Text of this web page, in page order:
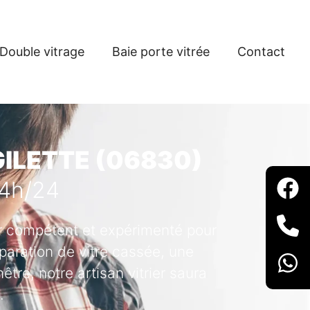
Double vitrage Baie porte vitrée Contact
(06830)
24
et expérimenté pour
de vitre cassée, une
notre artisan vitrier saura